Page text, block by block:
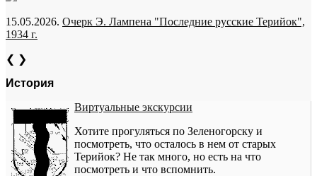
15.05.2026. Очерк Э. Лампена "Последние русские Терийок",
1934 г.
❮ ❯
История
Виртуальные экскурсии
Хотите прогуляться по Зеленогорску и
посмотреть, что осталось в нем от старых
Терийок? Не так много, но есть на что
посмотреть и что вспомнить.